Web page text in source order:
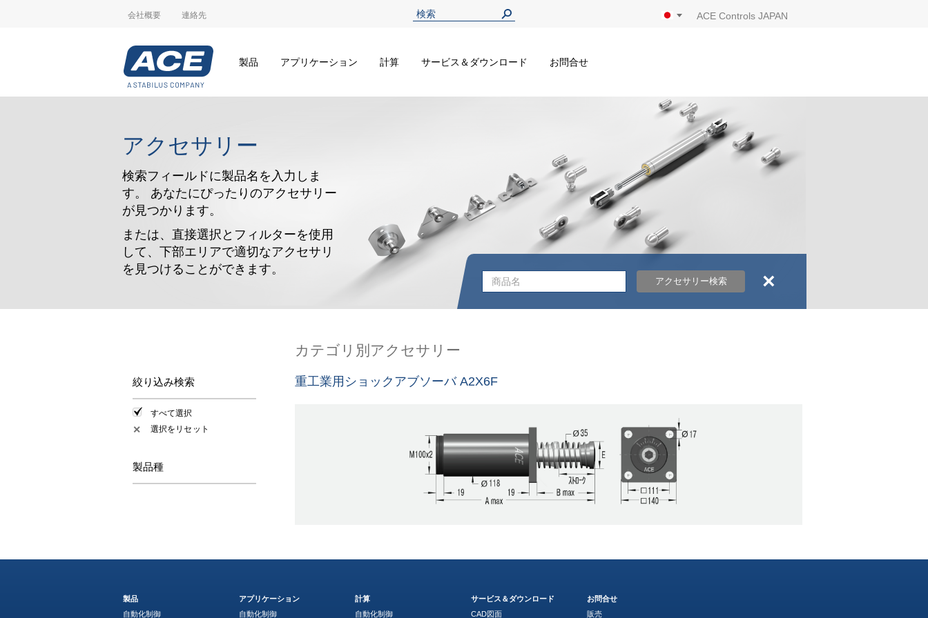
会社概要 連絡先 ACE Controls JAPAN
製品 アプリケーション 計算 サービス＆ダウンロード お問合せ
アクセサリー
検索フィールドに製品名を入力しま
す。 あなたにぴったりのアクセサリー
が見つかります。
または、直接選択とフィルターを使用
して、下部エリアで適切なアクセサリ
を見つけることができます。
アクセサリー検索 ×
絞り込み検索
すべて選択
✕ 選択をリセット
製品種
カテゴリ別アクセサリー
重工業用ショックアブソーバ A2X6F
製品
自動化制御
アプリケーション
自動化制御
計算
自動化制御
サービス＆ダウンロード
CAD図面
お問合せ
販売